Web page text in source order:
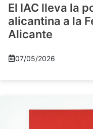
El IAC lleva la
alicantina a la
Alicante
07/05/2026